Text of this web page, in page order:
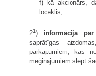
f) kā akcionārs,
loceklis;
21) informācija par
saprātīgas
pārkāpumiem, kas
mēģinājumiem slēpt